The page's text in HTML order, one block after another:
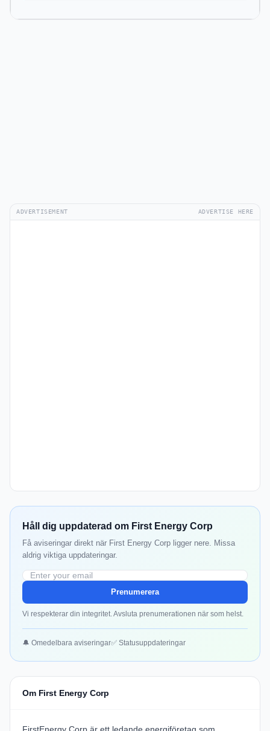
ADVERTISEMENT ADVERTISE HERE
Håll dig uppdaterad om First Energy Corp
Få aviseringar direkt när First Energy Corp ligger nere. Missa
aldrig viktiga uppdateringar.
Prenumerera
Vi respekterar din integritet. Avsluta prenumerationen när som helst.
🔔 Omedelbara aviseringar✅ Statusuppdateringar
Om First Energy Corp